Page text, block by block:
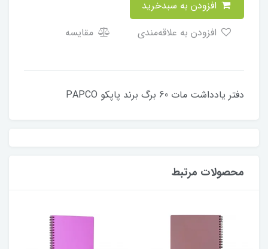
مقایسه
دفتر یادداشت مات 60 برگ برند پاپکو PAPCO
محصولات مرتبط